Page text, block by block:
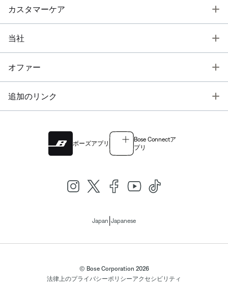
カスタマーケア
当社
オファー
追加のリンク
ボーズアプリ
Bose Connectア
プリ
Japan Japanese
© Bose Corporation 2026
法律上のプライバシーポリシーアクセシビリティ